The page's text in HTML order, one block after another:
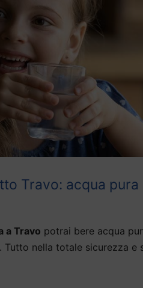
Travo: acqua pura
a Travo potrai bere acqua
. Tutto nella totale sicurezza e